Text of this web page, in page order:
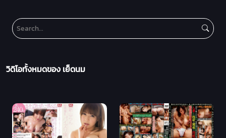
วิดิโอทั้งหมดของ เย็ดนม